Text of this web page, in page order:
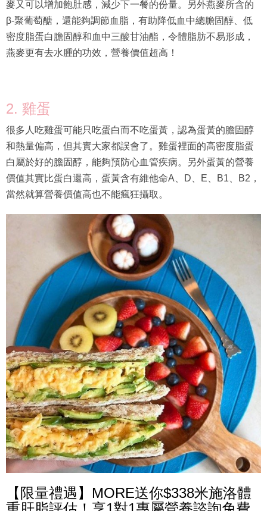
麥又可以增加飽肚感，減少下一餐的份量。另外燕麥所含的
β-聚葡萄醣，還能夠調節血脂，有助降低血中總膽固醇、低
密度脂蛋白膽固醇和血中三酸甘油酯，令體脂肪不易形成，
燕麥更有去水腫的功效，營養價值超高！
2. 雞蛋
很多人吃雞蛋可能只吃蛋白而不吃蛋黃，認為蛋黃的膽固醇
和熱量偏高，但其實大家都誤會了。雞蛋裡面的高密度脂蛋
白屬於好的膽固醇，能夠預防心血管疾病。另外蛋黃的營養
價值其實比蛋白還高，蛋黃含有維他命A、D、E、B1、B2，
當然就算營養價值高也不能瘋狂攝取。
【限量禮遇】MORE送你$338米施洛體